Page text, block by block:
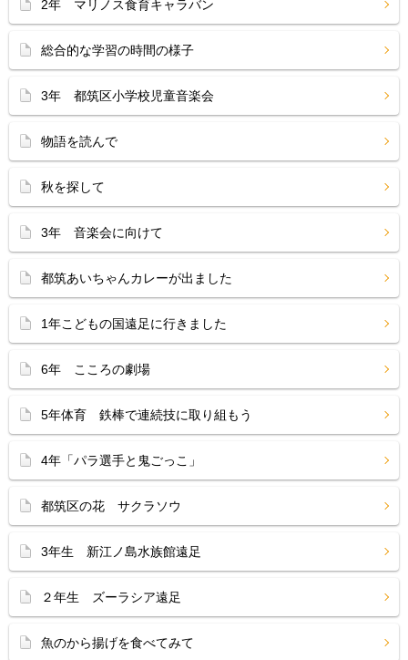
2年 マリノス食育キャラバン
総合的な学習の時間の様子
3年 都筑区小学校児童音楽会
物語を読んで
秋を探して
3年 音楽会に向けて
都筑あいちゃんカレーが出ました
1年こどもの国遠足に行きました
6年 こころの劇場
5年体育 鉄棒で連続技に取り組もう
4年「パラ選手と鬼ごっこ」
都筑区の花 サクラソウ
3年生 新江ノ島水族館遠足
２年生 ズーラシア遠足
魚のから揚げを食べてみて